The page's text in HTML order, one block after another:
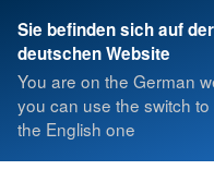
Sie befinden sich auf der
deutschen Website
You are on the German
you can use the switch to
the English one